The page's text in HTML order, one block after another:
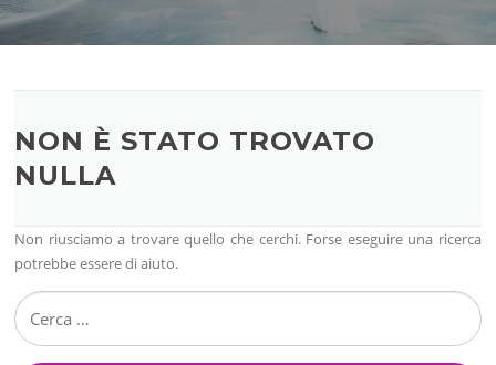
NON È STATO TROVATO
NULLA
Non riusciamo a trovare quello che cerchi. Forse eseguire una ricerca
potrebbe essere di aiuto.
Ricerca
per: